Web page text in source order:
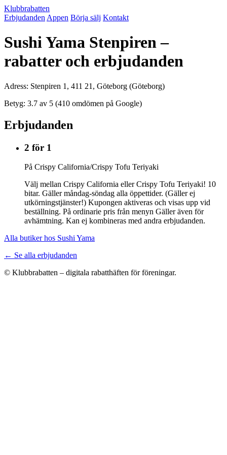
Klubbrabatten
Erbjudanden Appen Börja sälj Kontakt
Sushi Yama Stenpiren –
rabatter och erbjudanden
Adress: Stenpiren 1, 411 21, Göteborg (Göteborg)
Betyg: 3.7 av 5 (410 omdömen på Google)
Erbjudanden
2 för 1
På Crispy California/Crispy Tofu Teriyaki
Välj mellan Crispy California eller Crispy Tofu Teriyaki! 10
bitar. Gäller måndag-söndag alla öppettider. (Gäller ej
utkörningstjänster!) Kupongen aktiveras och visas upp vid
beställning. På ordinarie pris från menyn Gäller även för
avhämtning. Kan ej kombineras med andra erbjudanden.
Alla butiker hos Sushi Yama
← Se alla erbjudanden
© Klubbrabatten – digitala rabatthäften för föreningar.